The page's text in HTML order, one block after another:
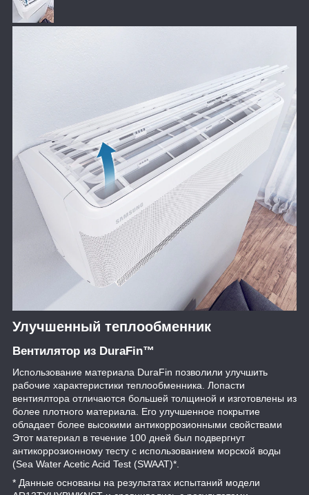
Улучшенный теплообменник
Вентилятор из DuraFin™
Использование материала DuraFin позволили улучшить
рабочие характеристики теплообменника. Лопасти
вентиялтора отличаются большей толщиной и изготовлены из
более плотного материала. Его улучшенное покрытие
обладает более высокими антикоррозионными свойствами
Этот материал в течение 100 дней был подвергнут
антикоррозионному тесту с использованием морской воды
(Sea Water Acetic Acid Test (SWAAT)*.
* Данные основаны на результатах испытаний модели